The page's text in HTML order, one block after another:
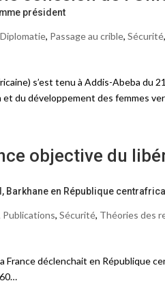
président
Diplomatie, Passage au crible, Sécurité,
s’est tenu à Addis-Abeba du
et du développement des femmes
objective du
Barkhane en République
Publications, Sécurité, Théories des
France déclenchait en République